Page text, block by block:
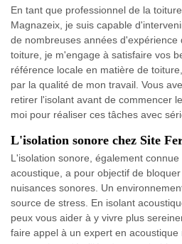
En tant que professionnel de la
Magnazeix, je suis capable
de nombreuses années d'expérience
toiture, je m'engage à satisfaire vos
référence locale en matière de
par la qualité de mon travail. Vous
retirer l'isolant avant de commencer
moi pour réaliser ces tâches avec
L'isolation sonore chez Site
L'isolation sonore, également
acoustique, a pour objectif de
nuisances sonores. Un
source de stress. En isolant
peux vous aider à y vivre plus
faire appel à un expert en